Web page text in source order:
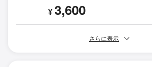
¥3,600
さらに表示